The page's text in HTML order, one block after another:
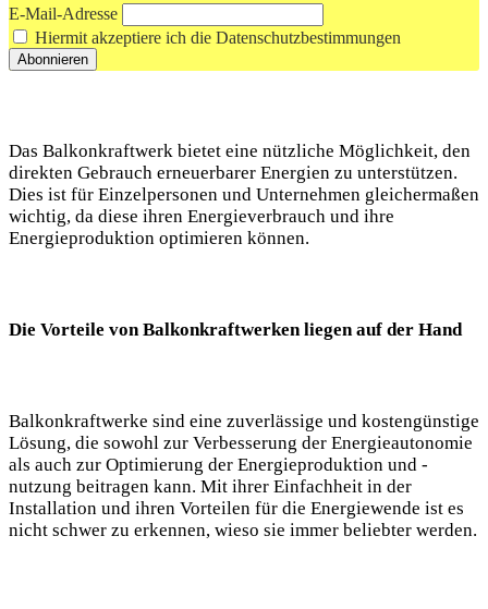
E-Mail-Adresse
Hiermit akzeptiere ich die Datenschutzbestimmungen
Das Balkonkraftwerk bietet eine nützliche Möglichkeit, den
direkten Gebrauch erneuerbarer Energien zu unterstützen.
Dies ist für Einzelpersonen und Unternehmen gleichermaßen
wichtig, da diese ihren Energieverbrauch und ihre
Energieproduktion optimieren können.
Die Vorteile von Balkonkraftwerken liegen auf der Hand
Balkonkraftwerke sind eine zuverlässige und kostengünstige
Lösung, die sowohl zur Verbesserung der Energieautonomie
als auch zur Optimierung der Energieproduktion und -
nutzung beitragen kann. Mit ihrer Einfachheit in der
Installation und ihren Vorteilen für die Energiewende ist es
nicht schwer zu erkennen, wieso sie immer beliebter werden.